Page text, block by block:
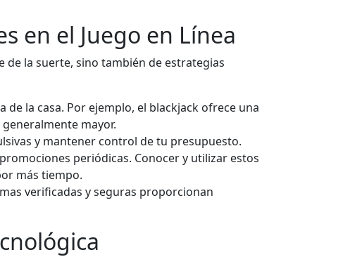
en el Juego en Línea
de la suerte, sino también de estrategias
de la casa. Por ejemplo, el blackjack ofrece una
mayor.
y mantener control de tu presupuesto.
periódicas. Conocer y utilizar estos
más tiempo.
verificadas y seguras proporcionan